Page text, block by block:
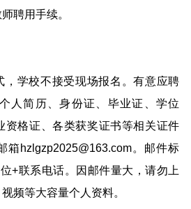
聘用手续。
，学校不接受现场报名。有意应聘
人简历、身份证、毕业证、学位
资格证、各类获奖证书等相关证件
箱hzlgzp2025@163.com。邮件标
+联系电话。因邮件量大，请勿上
频等大容量个人资料。